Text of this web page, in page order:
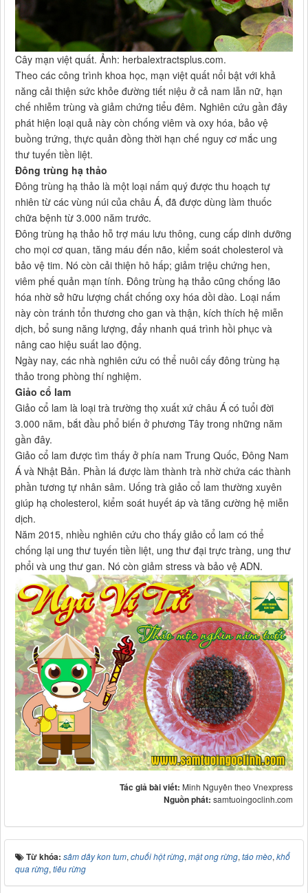
Cây mạn việt quất. Ảnh: herbalextractsplus.com.
Theo các công trình khoa học, mạn việt quất nổi bật với khả
năng cải thiện sức khỏe đường tiết niệu ở cả nam lẫn nữ, hạn
chế nhiễm trùng và giảm chứng tiểu đêm. Nghiên cứu gần đây
phát hiện loại quả này còn chống viêm và oxy hóa, bảo vệ
buồng trứng, thực quản đồng thời hạn chế nguy cơ mắc ung
thư tuyến tiền liệt.
Đông trùng hạ thảo
Đông trùng hạ thảo là một loại nấm quý được thu hoạch tự
nhiên từ các vùng núi của châu Á, đã được dùng làm thuốc
chữa bệnh từ 3.000 năm trước.
Đông trùng hạ thảo hỗ trợ máu lưu thông, cung cấp dinh dưỡng
cho mọi cơ quan, tăng máu đến não, kiểm soát cholesterol và
bảo vệ tim. Nó còn cải thiện hô hấp; giảm triệu chứng hen,
viêm phế quản mạn tính. Đông trùng hạ thảo cũng chống lão
hóa nhờ sở hữu lượng chất chống oxy hóa dồi dào. Loại nấm
này còn tránh tổn thương cho gan và thận, kích thích hệ miễn
dịch, bổ sung năng lượng, đẩy nhanh quá trình hồi phục và
nâng cao hiệu suất lao động.
Ngày nay, các nhà nghiên cứu có thể nuôi cấy đông trùng hạ
thảo trong phòng thí nghiệm.
Giảo cổ lam
Giảo cổ lam là loại trà trường thọ xuất xứ châu Á có tuổi đời
3.000 năm, bắt đầu phổ biến ở phương Tây trong những năm
gần đây.
Giảo cổ lam được tìm thấy ở phía nam Trung Quốc, Đông Nam
Á và Nhật Bản. Phần lá được làm thành trà nhờ chứa các thành
phần tương tự nhân sâm. Uống trà giảo cổ lam thường xuyên
giúp hạ cholesterol, kiểm soát huyết áp và tăng cường hệ miễn
dịch.
Năm 2015, nhiều nghiên cứu cho thấy giảo cổ lam có thể
chống lại ung thư tuyến tiền liệt, ung thư đại trực tràng, ung thư
phổi và ung thư gan. Nó còn giảm stress và bảo vệ ADN.
Tác giả bài viết: Minh Nguyên theo Vnexpress
Nguồn phát: samtuoingoclinh.com
Từ khóa: sâm dây kon tum, chuối hột rừng, mật ong rừng, táo mèo, khổ
qua rừng, tiêu rừng